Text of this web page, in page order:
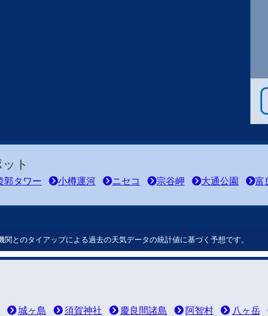
ト
郭タワー 小樽運河 ニセコ 宗谷岬 大通公園 富
とのタイアップによる過去の天気データの統計値に基づく予想です。
城ヶ島 須賀神社 慶良間諸島 阿智村 八ヶ岳